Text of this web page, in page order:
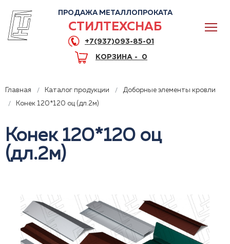
ПРОДАЖА МЕТАЛЛОПРОКАТА
СТИЛТЕХСНАБ
+7(937)093-85-01
КОРЗИНА - 0
Главная Каталог продукции
Доборные элементы кровли
Конек 120*120 оц (дл.2м)
Конек 120*120 оц
(дл.2м)